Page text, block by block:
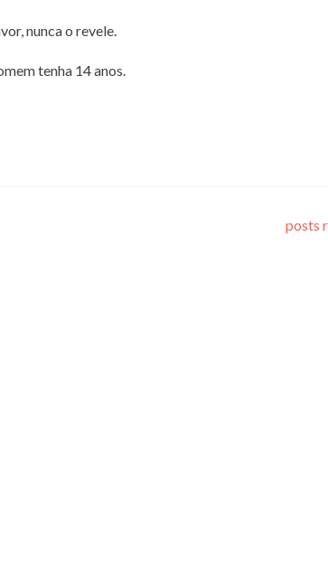
nunca o revele.
tenha 14 anos.
posts